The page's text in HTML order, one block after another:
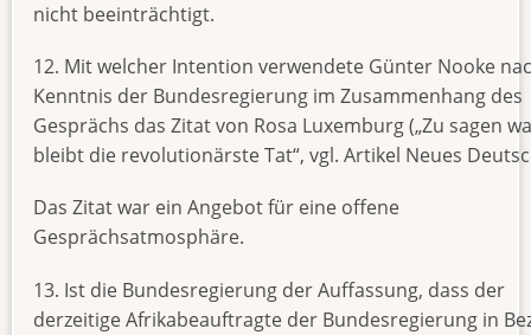
nicht beeinträchtigt.
12. Mit welcher Intention verwendete Günter Nooke
Kenntnis der Bundesregierung im Zusammenhang des
Gesprächs das Zitat von Rosa Luxemburg („Zu sagen
bleibt die revolutionärste Tat“, vgl. Artikel Neues
Das Zitat war ein Angebot für eine offene
Gesprächsatmosphäre.
13. Ist die Bundesregierung der Auffassung, dass der
derzeitige Afrikabeauftragte der Bundesregierung in